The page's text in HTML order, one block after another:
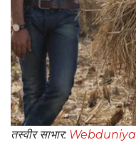
तस्वीर साभार: Webduniya